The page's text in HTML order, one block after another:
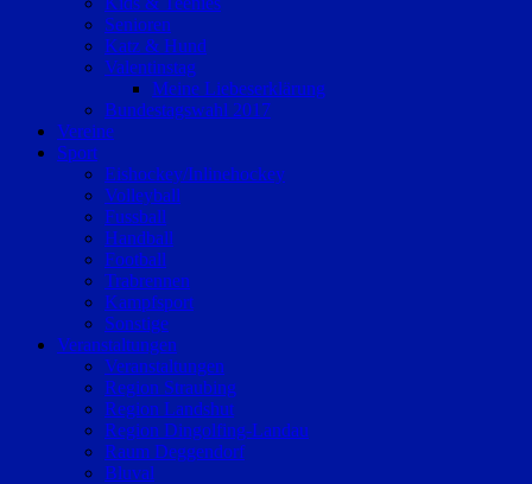
Senioren
Katz & Hund
Valentinstag
Meine Liebeserklärung
Bundestagswahl 2017
Vereine
Sport
Eishockey/Inlinehockey
Volleyball
Fussball
Handball
Football
Trabrennen
Kampfsport
Sonstige
Veranstaltungen
Veranstaltungen
Region Straubing
Region Landshut
Region Dingolfing-Landau
Raum Deggendorf
Bluval